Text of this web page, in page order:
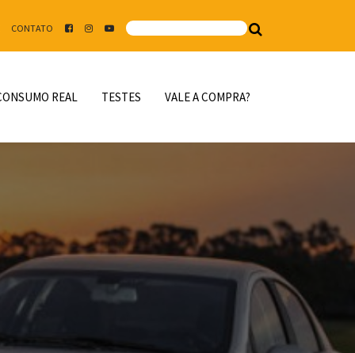
CONTATO
REAL TESTES VALE A COMPRA?